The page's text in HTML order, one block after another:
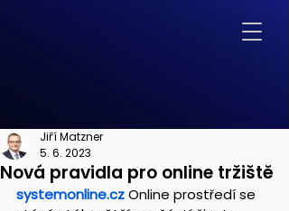
Nová pravidla pro online tržiště
Jiří Matzner
5. 6. 2023
systemonline.czOnline prostředí se